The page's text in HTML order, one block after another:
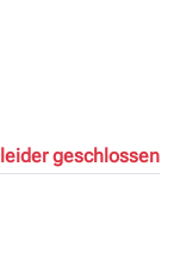
leider geschlossen